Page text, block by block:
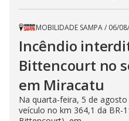
MOBILIDADE SAMPA/ 06/
Incêndio
Bittencourt no
em Miracatu
Na quarta-feira, 5 de
veículo no km 364,1 da BR-